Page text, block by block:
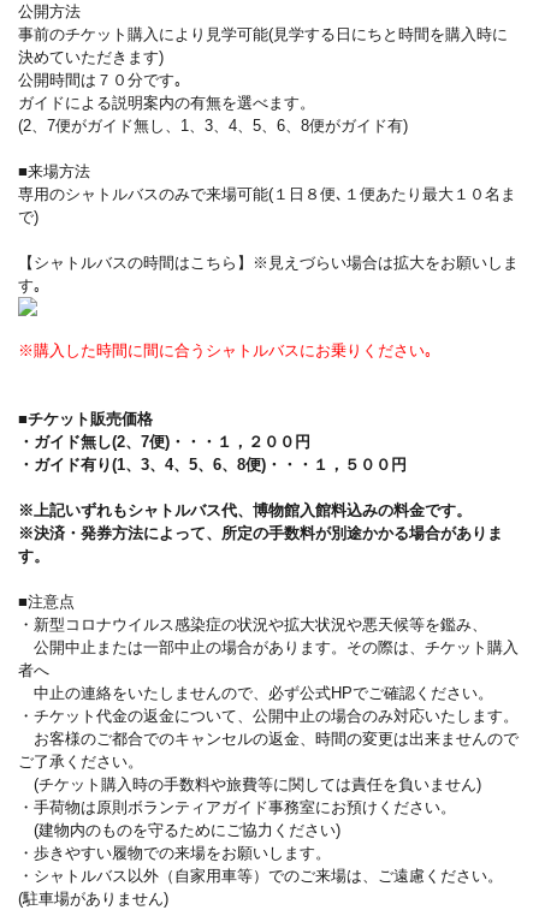
公開方法
事前のチケット購入により見学可能(見学する日にちと時間を購入時に
決めていただきます)
公開時間は７０分です｡
ガイドによる説明案内の有無を選べます。
(2、7便がガイド無し、1、3、4、5、6、8便がガイド有)
■来場方法
専用のシャトルバスのみで来場可能(１日８便､１便あたり最大１０名ま
で)
【シャトルバスの時間はこちら】※見えづらい場合は拡大をお願いしま
す｡
※購入した時間に間に合うシャトルバスにお乗りください｡
■チケット販売価格
・ガイド無し(2、7便)・・・１，２００円
・ガイド有り(1、3、4、5、6、8便)・・・１，５００円
※上記いずれもシャトルバス代、博物館入館料込みの料金です。
※決済・発券方法によって、所定の手数料が別途かかる場合がありま
す。
■注意点
・新型コロナウイルス感染症の状況や拡大状況や悪天候等を鑑み、
公開中止または一部中止の場合があります。その際は、チケット購入
者へ
中止の連絡をいたしませんので、必ず公式HPでご確認ください。
・チケット代金の返金について、公開中止の場合のみ対応いたします。
お客様のご都合でのキャンセルの返金、時間の変更は出来ませんので
ご了承ください。
(チケット購入時の手数料や旅費等に関しては責任を負いません)
・手荷物は原則ボランティアガイド事務室にお預けください。
(建物内のものを守るためにご協力ください)
・歩きやすい履物での来場をお願いします。
・シャトルバス以外（自家用車等）でのご来場は、ご遠慮ください。
(駐車場がありません)